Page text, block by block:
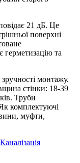
21 дБ. Це
поверхні
герметизацію та
монтажу.
стінки: 18-39
Труби
комплектуючі
муфти,
Каналізація